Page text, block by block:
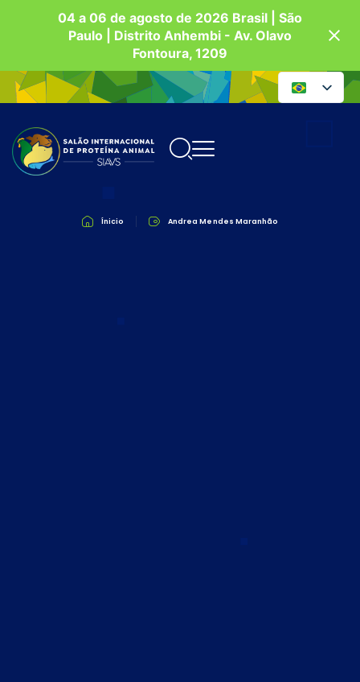
04 a 06 de agosto de 2026 Brasil | São
Paulo | Distrito Anhembi - Av. Olavo
Fontoura, 1209
Ínicio Andrea Mendes Maranhão